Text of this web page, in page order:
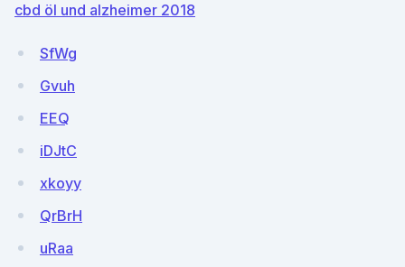
cbd öl und alzheimer 2018
SfWg
Gvuh
EEQ
iDJtC
xkoyy
QrBrH
uRaa